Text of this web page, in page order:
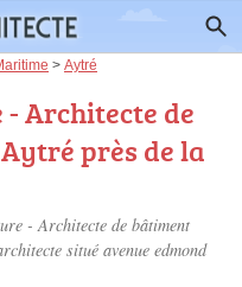
> Aytré
Architecte de
près de la
- Architecte de bâtiment
situé avenue edmond